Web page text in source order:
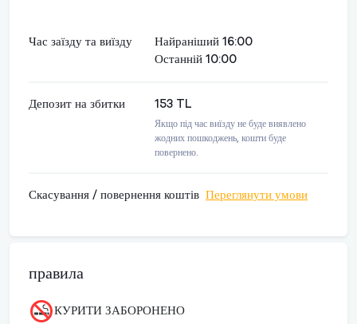
Час заїзду та виїзду
Найраніший 16:00
Останній 10:00
Депозит на збитки 153 TL
Якщо під час виїзду не буде виявлено
жодних пошкоджень, кошти буде
повернено.
Скасування / повернення коштів Переглянути умови
правила
КУРИТИ ЗАБОРОНЕНО